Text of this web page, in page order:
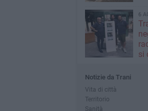
6
si
Notizie da Trani
Vita di città
Territorio
Sanità